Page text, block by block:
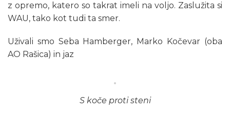
z opremo, katero so takrat imeli na voljo. Zaslužita si
WAU, tako kot tudi ta smer.
Uživali smo Seba Hamberger, Marko Kočevar (oba
AO Rašica) in jaz
S koče proti steni